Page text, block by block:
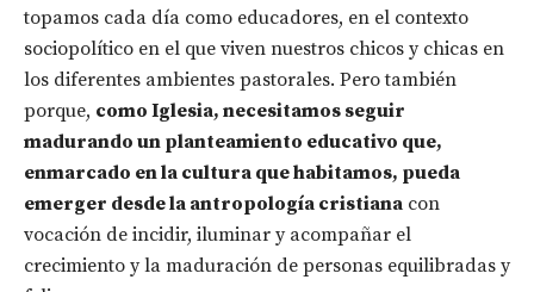
topamos cada día como educadores, en el contexto
sociopolítico en el que viven nuestros chicos y chicas en
los diferentes ambientes pastorales. Pero también
porque, como Iglesia, necesitamos seguir
madurando un planteamiento educativo que,
enmarcado en la cultura que habitamos, pueda
emerger desde la antropología cristiana con
vocación de incidir, iluminar y acompañar el
crecimiento y la maduración de personas equilibradas y